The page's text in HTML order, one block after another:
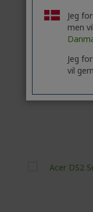
(LEVERING 1-4
Tilføj for at
Jeg
men
Jeg
vil